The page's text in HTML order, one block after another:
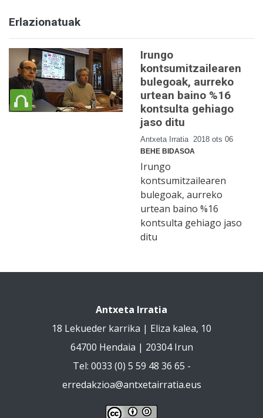
Erlazionatuak
Irungo
kontsumitzailearen
bulegoak, aurreko
urtean baino %16
kontsulta gehiago
jaso ditu
Antxeta Irratia 2018 ots 06
BEHE BIDASOA
Irungo
kontsumitzailearen
bulegoak, aurreko
urtean baino %16
kontsulta gehiago jaso
ditu
Antxeta Irratia
18 Lekueder karrika | Eliza kalea, 10
64700 Hendaia | 20304 Irun
Tel: 0033 (0) 5 59 48 36 65 -
erredakzioa@antxetairratia.eus